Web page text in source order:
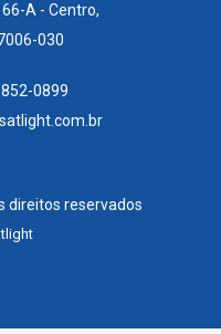
66-A - Centro,
030
0899
direitos reservados